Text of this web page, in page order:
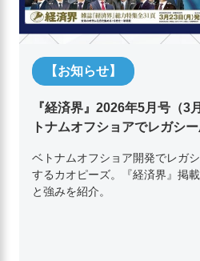
【お知らせ】
『経済界』2026年5月号（3
トナムオフショアでレガシ
ベトナムオフショア開発でレガ
するカオピーズ。『経済界』掲
と強みを紹介。